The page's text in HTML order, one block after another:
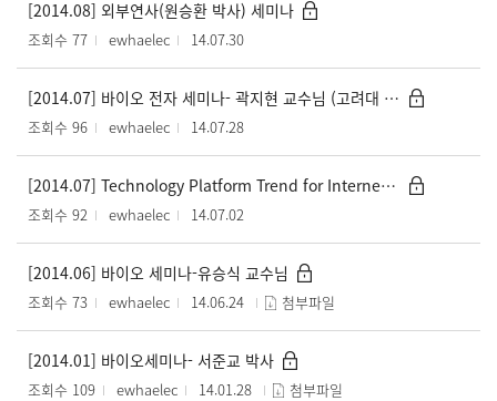
[2014.08] 외부연사(원승환 박사) 세미나
조회수 77 ewhaelec 14.07.30
[2014.07] 바이오 전자 세미나- 곽지현 교수님 (고려대 뇌공학과)
조회수 96 ewhaelec 14.07.28
[2014.07] Technology Platform Trend for Internet-of-Things and Wearable Devices 세미나- 백종섭 (LGE)
조회수 92 ewhaelec 14.07.02
[2014.06] 바이오 세미나-유승식 교수님
조회수 73 ewhaelec 14.06.24 첨부파일
[2014.01] 바이오세미나- 서준교 박사
조회수 109 ewhaelec 14.01.28 첨부파일